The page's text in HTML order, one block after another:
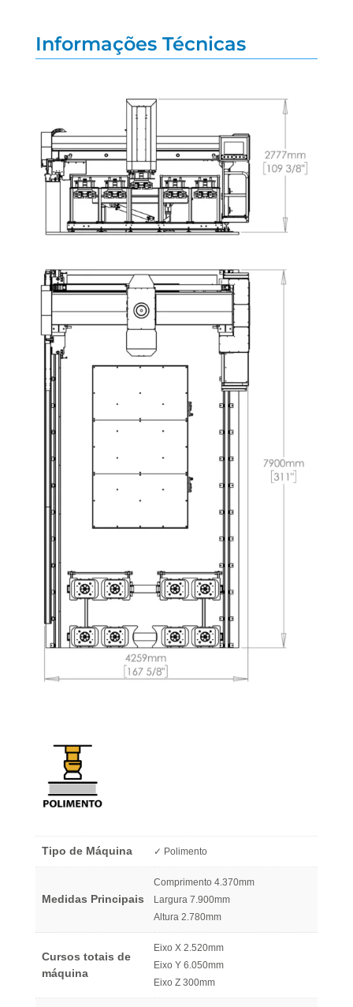
Informações Técnicas
Tipo de Máquina ✓ Polimento
Medidas Principais
Comprimento 4.370mm
Largura 7.900mm
Altura 2.780mm
Cursos totais de
máquina
Eixo X 2.520mm
Eixo Y 6.050mm
Eixo Z 300mm